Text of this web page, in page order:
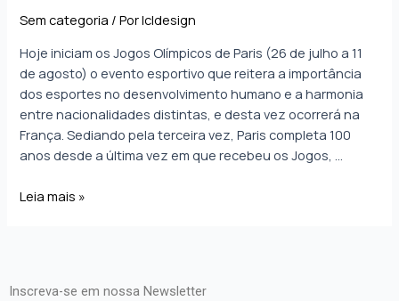
Sem categoria / Porlcldesign
Hoje iniciam os Jogos Olímpicos de Paris (26 de julho a 11
de agosto) o evento esportivo que reitera a importância
dos esportes no desenvolvimento humano e a harmonia
entre nacionalidades distintas, e desta vez ocorrerá na
França. Sediando pela terceira vez, Paris completa 100
anos desde a última vez em que recebeu os Jogos, …
Leia mais »
Inscreva-se em nossa Newsletter